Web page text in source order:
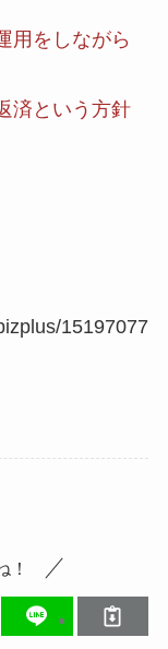
用をしながら
済という方針
15197077
！